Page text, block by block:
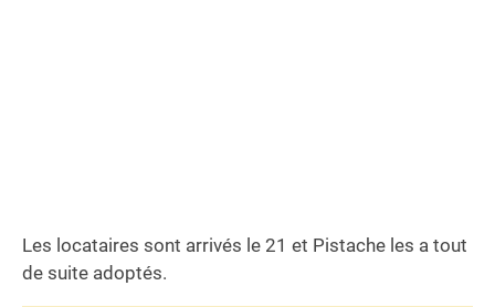
Les locataires sont arrivés le 21 et Pistache les a tout
de suite adoptés.